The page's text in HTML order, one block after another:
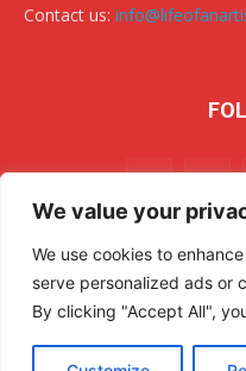
We value your
We use cookies to
serve personalized ads or
By clicking "Accept All",
Contact us:
© 2024 Life of an
Home